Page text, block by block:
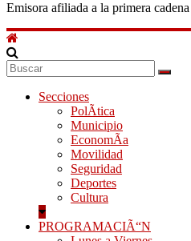
Emisora afiliada a la primera
Secciones
PolÃ­tica
Municipio
EconomÃ­a
Movilidad
Seguridad
Deportes
Cultura
PROGRAMACIÃ“N